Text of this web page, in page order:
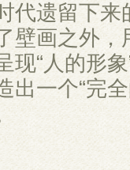
代遗留下
壁画之外
现“人的形
出一个“完